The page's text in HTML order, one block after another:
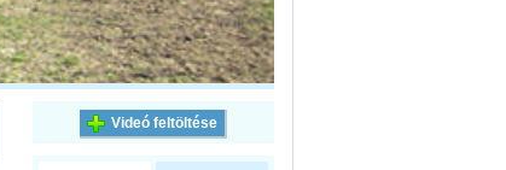
Videó feltöltése